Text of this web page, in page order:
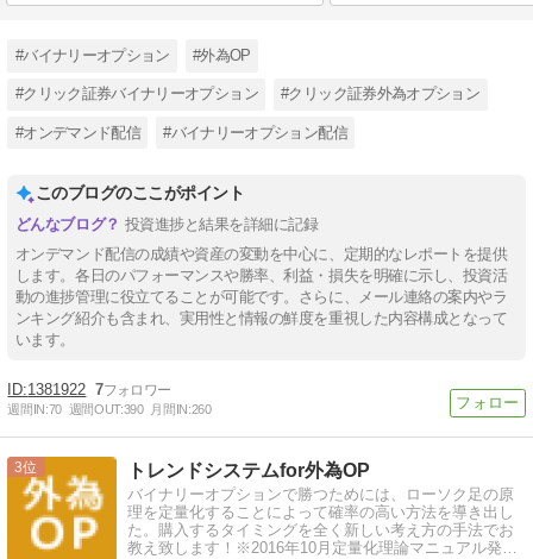
#バイナリーオプション #外為OP
#クリック証券バイナリーオプション #クリック証券外為オプション
#オンデマンド配信 #バイナリーオプション配信
このブログのここがポイント
投資進捗と結果を詳細に記録
オンデマンド配信の成績や資産の変動を中心に、定期的なレポートを提供
します。各日のパフォーマンスや勝率、利益・損失を明確に示し、投資活
動の進捗管理に役立てることが可能です。さらに、メール連絡の案内やラ
ンキング紹介も含まれ、実用性と情報の鮮度を重視した内容構成となって
います。
1381922 7
週間IN:70 週間OUT:390 月間IN:260
3 トレンドシステムfor外為OP
バイナリーオプションで勝つためには、ローソク足の原
理を定量化することによって確率の高い方法を導き出し
た。購入するタイミングを全く新しい考え方の手法でお
教え致します！※2016年10月定量化理論マニュアル発売